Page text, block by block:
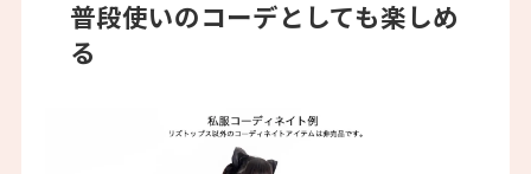
普段使いのコーデとしても楽しめ
る